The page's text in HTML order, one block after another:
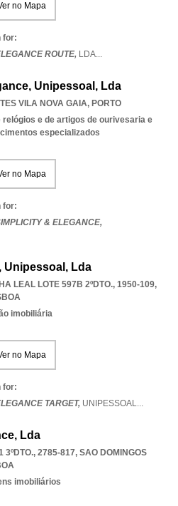
no Mapa
for:
ROUTE, LDA...
Unipessoal, Lda
VILA NOVA GAIA, PORTO
e de artigos de ourivesaria e
especializados
no Mapa
for:
& ELEGANCE,
Unipessoal, Lda
LEAL LOTE 597B 2ºDTO., 1950-109,
imobiliária
no Mapa
for:
TARGET, UNIPESSOAL...
Lda
3ºDTO., 2785-817, SAO DOMINGOS
imobiliários